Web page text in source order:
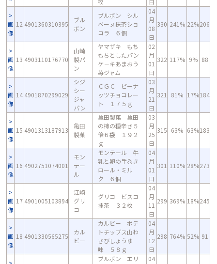
枚
日
画
像
12 4901360310395
ブル
ボン
ブルボン シル
ベーヌ抹茶ショ
コラ ６個
04
月
08
日
330 241% 22%206
画
像
13 4903110176770
山崎
製パ
ン
ヤマザキ もち
もちとしたパン
ケ－キあまおう
苺ジャム
02
月
01
日
322 117% 9% 88
画
像
14 4901870299029
シジ
シー
ジャ
パン
ＣＧＣ ピーナ
ッツチョコレー
ト １７５ｇ
03
月
21
日
321 81% 17%184
画
像
15 4901313187913
亀田
製菓
亀田製菓 亀田
の柿の種辛さ５
倍６袋 １９２
ｇ
03
月
25
日
315 63% 63%183
画
像
16 4902751074001
モン
テー
ル
モンテール 牛
乳と卵の手巻き
ロール・ミル
ク ６個
04
月
01
日
301 110% 28%273
画
像
17 4901005103894
江崎
グリ
コ
グリコ ビスコ
抹茶 ３２枚
04
月
11
日
299 369% 18%245
画
像
18 4901330565275
カル
ビー
カルビー ポテ
トチップス山わ
さびしょうゆ
味 ５８ｇ
04
月
12
日
298 764% 52% 91
ブルボン エリ
04